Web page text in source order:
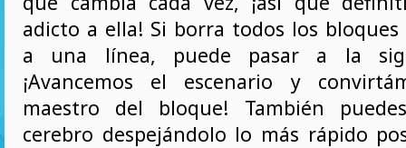
adicto a ella! Si borra todos los bloques
a una línea, puede pasar a la
¡Avancemos el escenario y
maestro del bloque! También
cerebro despejándolo lo más rápido